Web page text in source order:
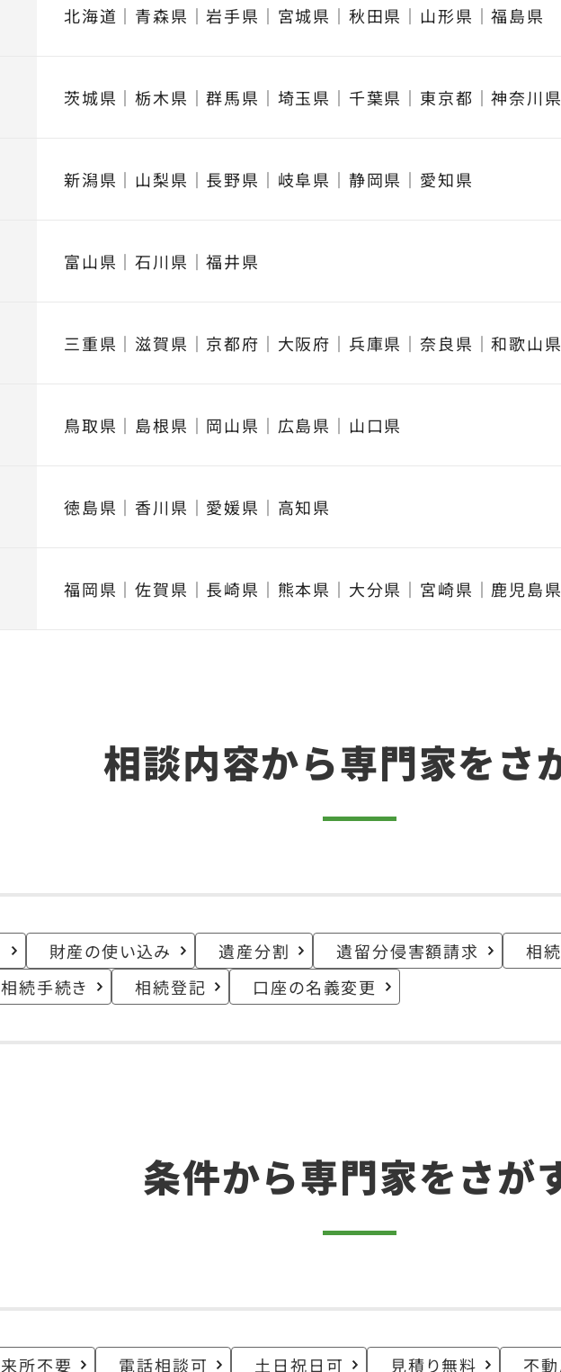
北海道 ｜ 青森県 ｜岩手県 ｜ 宮城県 ｜ 秋田県 ｜ 山形県 ｜福島県
茨城県 ｜栃木県 ｜群馬県 ｜ 埼玉県 ｜ 千葉県 ｜ 東京都 ｜神奈川
新潟県 ｜ 山梨県 ｜ 長野県 ｜ 岐阜県 ｜ 静岡県 ｜ 愛知県
富山県 ｜石川県 ｜福井県
三重県 ｜ 滋賀県 ｜ 京都府 ｜ 大阪府 ｜ 兵庫県 ｜奈良県 ｜和歌山
鳥取県 ｜ 島根県 ｜ 岡山県 ｜ 広島県 ｜ 山口県
徳島県 ｜ 香川県 ｜ 愛媛県 ｜ 高知県
福岡県 ｜佐賀県 ｜ 長崎県 ｜ 熊本県 ｜ 大分県 ｜ 宮崎県 ｜ 鹿児島
相談内容から専門家をさ
財産の使い込み 遺産分割 遺留分侵害額請求
相
相続手続き 相続登記 口座の名義変更
条件から専門家をさが
来所不要 電話相談可 土日祝日可 見積り無料 不